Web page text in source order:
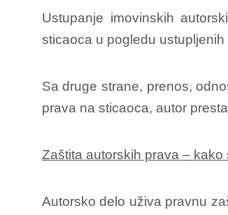
Ustupanje imovinskih
sticaoca u pogledu
Sa druge strane, prenos,
prava na sticaoca, autor
Zaštita autorskih prava – kako
Autorsko delo uživa pravnu